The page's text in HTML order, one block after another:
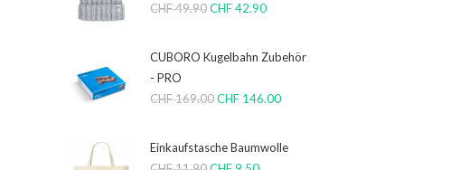
CHF49.90CHF42.90
CUBORO Kugelbahn Zubehör
- PRO
CHF169.00CHF 146.00
Einkaufstasche Baumwolle